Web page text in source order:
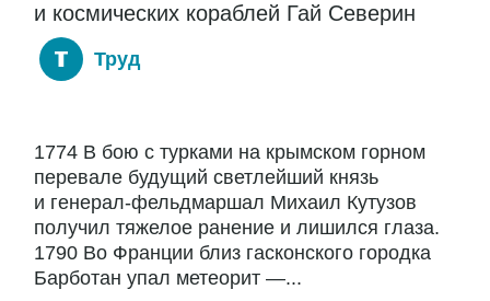
и космических кораблей Гай Северин
Труд
1774 В бою с турками на крымском горном
перевале будущий светлейший князь
и генерал-фельдмаршал Михаил Кутузов
получил тяжелое ранение и лишился глаза.
1790 Во Франции близ гасконского городка
Барботан упал метеорит —...